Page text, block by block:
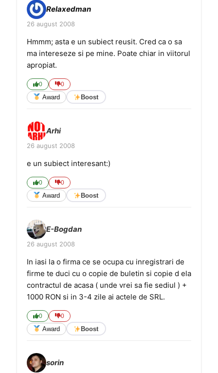
Relaxedman
26 august 2008
Hmmm; asta e un subiect reusit. Cred ca o sa
ma intereseze si pe mine. Poate chiar in viitorul
apropiat.
0 0
Award Boost
Arhi
26 august 2008
e un subiect interesant:)
0 0
Award Boost
E-Bogdan
26 august 2008
In iasi la o firma ce se ocupa cu inregistrari de
firme te duci cu o copie de buletin si copie d ela
contractul de acasa ( unde vrei sa fie sediul ) +
1000 RON si in 3-4 zile ai actele de SRL.
0 0
Award Boost
sorin